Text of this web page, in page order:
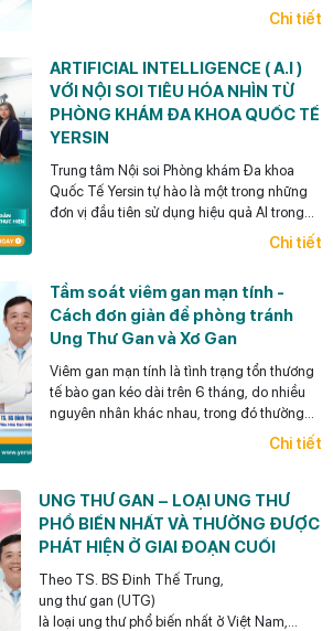
nghệ Deep Resolve, khử tiếng ồn và tối ưu
Chi tiết
ARTIFICIAL INTELLIGENCE ( A.I )
VỚI NỘI SOI TIÊU HÓA NHÌN TỪ
PHÒNG KHÁM ĐA KHOA QUỐC TẾ
YERSIN
Trung tâm Nội soi Phòng khám Đa khoa
Quốc Tế Yersin tự hào là một trong những
đơn vị đầu tiên sử dụng hiệu quả AI trong
Chi tiết
Tầm soát viêm gan mạn tính -
Cách đơn giản để phòng tránh
Ung Thư Gan và Xơ Gan
Viêm gan mạn tính là tình trạng tổn thương
tế bào gan kéo dài trên 6 tháng, do nhiều
nguyên nhân khác nhau, trong đó thường
gặp nhất là viêm gan siêu vi B mạn tính,
Chi tiết
UNG THƯ GAN – LOẠI UNG THƯ
PHỔ BIẾN NHẤT VÀ THƯỜNG ĐƯỢC
PHÁT HIỆN Ở GIAI ĐOẠN CUỐI
Theo TS. BS Đinh Thế Trung,
ung thư gan (UTG)
là loại ung thư phổ biến nhất ở Việt Nam,